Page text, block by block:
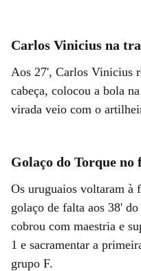
Carlos Vinicius na
Aos 27', Carlos Vinicius
cabeça, colocou a bola
virada veio com o
Golaço do Torque no
Os uruguaios voltaram à
golaço de falta aos 38'
cobrou com maestria e
1 e sacramentar a
grupo F.